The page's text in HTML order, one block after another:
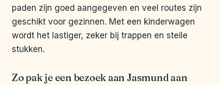
paden zijn goed aangegeven en veel routes zijn
geschikt voor gezinnen. Met een kinderwagen
wordt het lastiger, zeker bij trappen en steile
stukken.
Zo pak je een bezoek aan Jasmund aan